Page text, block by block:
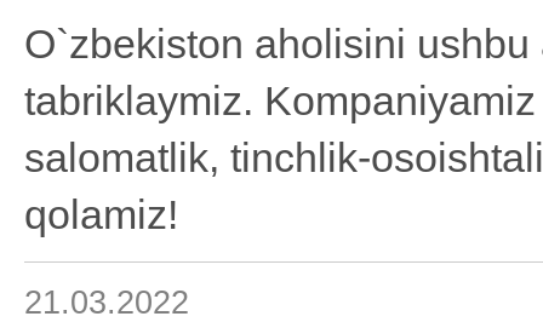
O`zbekiston aholisini
tabriklaymiz.
salomatlik, tinchlik-
qolamiz!
21.03.2022